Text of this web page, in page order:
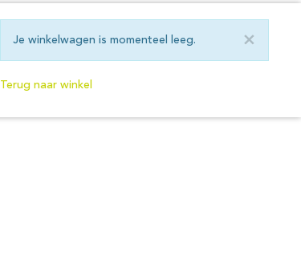
×
Je winkelwagen is momenteel leeg.
Terug naar winkel